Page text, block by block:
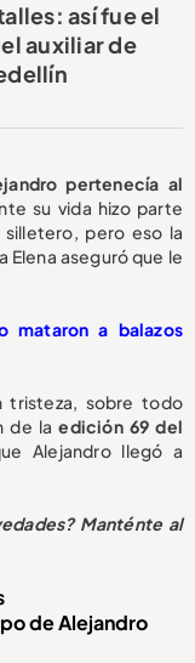
así fue el
auxiliar de
pertenecía al
su vida hizo parte
pero eso la
Elena aseguró que le
mataron a balazos
tristeza, sobre todo
de laedición 69 del
Alejandro llegó a
Manténte al
de Alejandro